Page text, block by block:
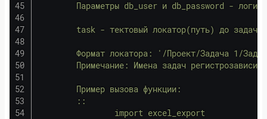
Параметры db_user и db_password -
        task - тектовый локатор(путь) до задачи.
Формат локатора: '/Проект/Задача 1/
Примечание: Имена задач
        Пример вызова функции:
        ::
                import excel_export